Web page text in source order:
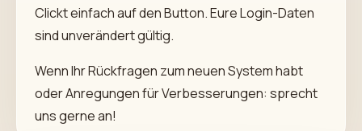
Clickt einfach auf den Button. Eure Login-Daten
sind unverändert gültig.
Wenn Ihr Rückfragen zum neuen System habt
oder Anregungen für Verbesserungen: sprecht
uns gerne an!